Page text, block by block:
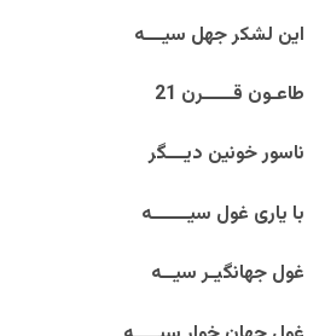
این لشکر جهل سیـــه
طاعـون قـــــرن 21
ناسور خونین دیـــگر
با یاری غول سیــــــه
غول جهانگیـر سیــه